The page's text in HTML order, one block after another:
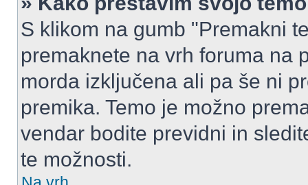
S klikom na gumb "Premakni
premaknete na vrh foruma na
morda izključena ali pa še ni
premika. Temo je možno
vendar bodite previdni in
te možnosti.